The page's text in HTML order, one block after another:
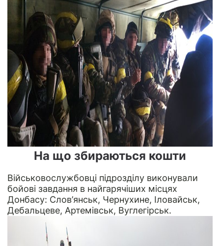
На що збираються кошти
Військовослужбовці підрозділу виконували
бойові завдання в найгарячіших місцях
Донбасу: Слов’янськ, Чернухине, Іловайськ,
Дебальцеве, Артемівськ, Вуглегірськ.